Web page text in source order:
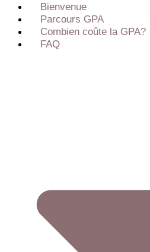
Bienvenue
Parcours GPA
Combien coûte la GPA?
FAQ